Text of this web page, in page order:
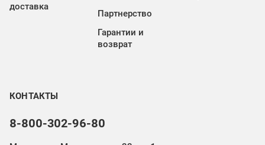
доставка
Партнерство
Гарантии и
возврат
КОНТАКТЫ
8-800-302-96-80